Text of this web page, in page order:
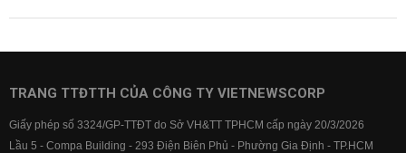
TRANG TTĐTTH CỦA CÔNG TY VIETNEWSCORP
Giấy phép số 3324/GP-TTĐT do Sở VH&TT TPHCM cấp ngày 20/3/2026
Lầu 5 - Compa Building - 293 Điện Biên Phủ - Phường Gia Định - TP.HCM